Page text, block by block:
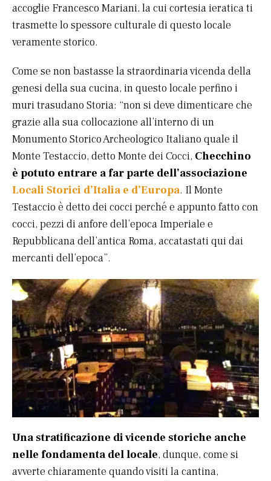
accoglie Francesco Mariani, la cui cortesia ieratica ti
trasmette lo spessore culturale di questo locale
veramente storico.
Come se non bastasse la straordinaria vicenda della
genesi della sua cucina, in questo locale perfino i
muri trasudano Storia: “non si deve dimenticare che
grazie alla sua collocazione all’interno di un
Monumento Storico Archeologico Italiano quale il
Monte Testaccio, detto Monte dei Cocci, Checchino
è potuto entrare a far parte dell’associazione
Locali Storici d’Italia e d’Europa. Il Monte
Testaccio è detto dei cocci perché e appunto fatto con
cocci, pezzi di anfore dell’epoca Imperiale e
Repubblicana dell’antica Roma, accatastati qui dai
mercanti dell’epoca”.
Una stratificazione di vicende storiche anche
nelle fondamenta del locale, dunque, come si
avverte chiaramente quando visiti la cantina,